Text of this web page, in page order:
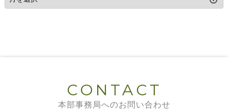
CONTACT
本部事務局へのお問い合わせ